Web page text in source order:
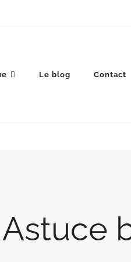
Le blog Contact
Astuce